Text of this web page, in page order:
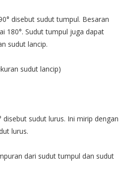
disebut sudut tumpul. Besaran
180°. Sudut tumpul juga dapat
sudut lancip.
sudut lancip)
sudut lurus. Ini mirip dengan
lurus.
dari sudut tumpul dan sudut